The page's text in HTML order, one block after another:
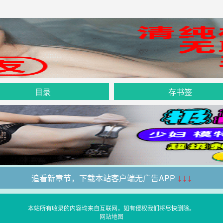
目录 存书签
追看新章节，下载本站客户端无广告APP ↓↓↓
本站所有收录的内容均来自互联网，如有侵权我们将尽快删除。
网站地图